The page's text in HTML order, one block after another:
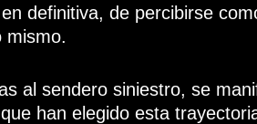
definitiva, de percibirse
mismo.
al sendero siniestro, se
han elegido esta